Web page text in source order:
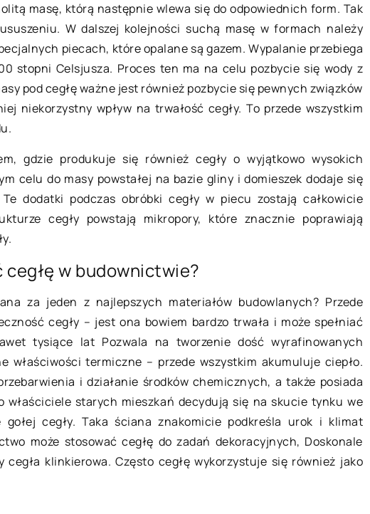
masę, którą następnie wlewa się do odpowiednich form. Tak
W dalszej kolejności suchą masę w formach należy
piecach, które opalane są gazem. Wypalanie przebiega
stopni Celsjusza. Proces ten ma na celu pozbycie się wody z
pod cegłę ważne jest również pozbycie się pewnych związków
niekorzystny wpływ na trwałość cegły. To przede wszystkim
gdzie produkuje się również cegły o wyjątkowo wysokich
celu do masy powstałej na bazie gliny i domieszek dodaje się
dodatki podczas obróbki cegły w piecu zostają całkowicie
cegły powstają mikropory, które znacznie poprawiają
w budownictwie?
za jeden z najlepszych materiałów budowlanych? Przede
cegły – jest ona bowiem bardzo trwała i może spełniać
tysiące lat Pozwala na tworzenie dość wyrafinowanych
właściwości termiczne – przede wszystkim akumuluje ciepło.
i działanie środków chemicznych, a także posiada
właściciele starych mieszkań decydują się na skucie tynku we
cegły. Taka ściana znakomicie podkreśla urok i klimat
może stosować cegłę do zadań dekoracyjnych, Doskonale
klinkierowa. Często cegłę wykorzystuje się również jako
materiały opałowe,
stosować w swoich
na czas zimy
osób wybiera
materiały opałowe.
jest zmniejszenie
03 września 2021
Ćwiczenia rehabilitacyjne – w jakie
sprzęty warto się zaopatrzyć?
Z dobrą kondycją wiąże się także
mogą się pojawiać m.in. różne
dolegliwości w obrębie układu
ruchowego. […]